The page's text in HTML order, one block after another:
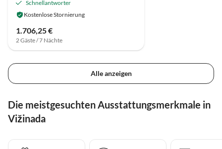
Schnellantworter
Kostenlose Stornierung
1.706,25 €
2 Gäste / 7 Nächte
Alle anzeigen
Die meistgesuchten Ausstattungsmerkmale in
Vižinada